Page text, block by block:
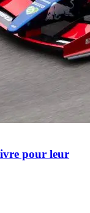
pour leur